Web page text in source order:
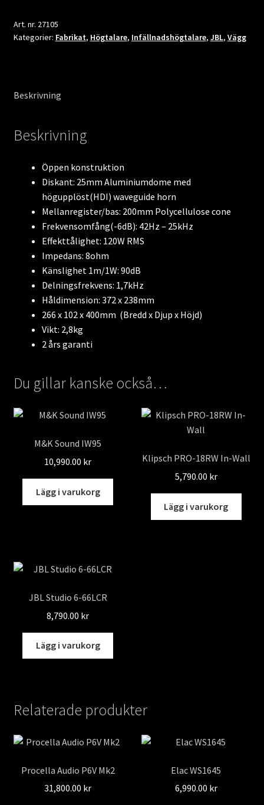
Art. nr. 27105
Kategorier: Fabrikat, Högtalare, Infällnadshögtalare, JBL, Vägg
Beskrivning
Beskrivning
Öppen konstruktion
Diskant: 25mm Aluminiumdome med
högupplöst(HDI) waveguide horn
Mellanregister/bas: 200mm Polycellulose cone
Frekvensomfång(-6dB): 42Hz – 25kHz
Effekttålighet: 120W RMS
Impedans: 8ohm
Känslighet 1m/1W: 90dB
Delningsfrekvens: 1,7kHz
Håldimension: 372 x 238mm
266 x 102 x 400mm (Bredd x Djup x Höjd)
Vikt: 2,8kg
2 års garanti
Du gillar kanske också…
M&K Sound IW95
10,990.00 kr
Lägg i varukorg
Klipsch PRO-18RW In-Wall
5,790.00 kr
Lägg i varukorg
JBL Studio 6-66LCR
8,790.00 kr
Lägg i varukorg
Relaterade produkter
Procella Audio P6V Mk2
31,800.00 kr
Elac WS1645
6,990.00 kr